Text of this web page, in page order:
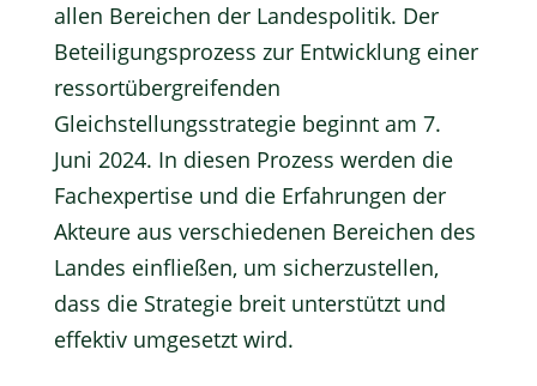
allen Bereichen der Landespolitik. Der
Beteiligungsprozess zur Entwicklung einer
ressortübergreifenden
Gleichstellungsstrategie beginnt am 7.
Juni 2024. In diesen Prozess werden die
Fachexpertise und die Erfahrungen der
Akteure aus verschiedenen Bereichen des
Landes einfließen, um sicherzustellen,
dass die Strategie breit unterstützt und
effektiv umgesetzt wird.